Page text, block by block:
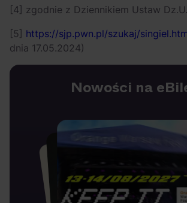
[4] zgodnie z Dziennikiem Ustaw
[5] https://sjp.pwn.pl/szukaj/
dnia 17.05.2024)
Nowości na